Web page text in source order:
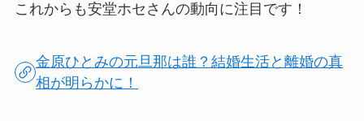
これからも安堂ホセさんの動向に注目です！
金原ひとみの元旦那は誰？結婚生活と離婚の真
相が明らかに！